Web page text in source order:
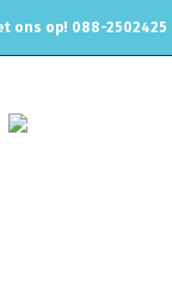
ons op! 088-2502425 |